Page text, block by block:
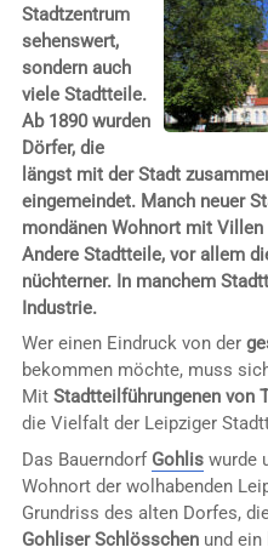
Stadtzentrum
sehenswert,
sondern auch
viele Stadtteile.
Ab 1890 wurden
Dörfer, die
längst mit der Stadt
eingemeindet. Manch neuer
mondänen Wohnort mit
Andere Stadtteile, vor allem
nüchterner. In manchem
Industrie.
Wer einen Eindruck von der
bekommen möchte, muss
Mit Stadtteilführungenen von
die Vielfalt der Leipziger
Das Bauerndorf Gohliswurde
Wohnort der wolhabenden
Grundriss des alten Dorfes,
Gohliser Schlösschenund ein